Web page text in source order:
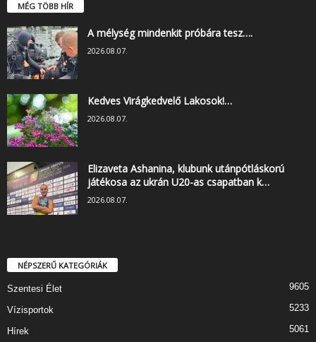
MÉG TÖBB HÍR
A mélység mindenkit próbára tesz….
2026.08.07.
Kedves Virágkedvelő Lakosok!…
2026.08.07.
Elizaveta Ashanina, klubunk utánpótláskorú
játékosa az ukrán U20-as csapatban k…
2026.08.07.
NÉPSZERŰ KATEGÓRIÁK
Szentesi Élet 9605
Vízisportok 5233
Hírek 5061